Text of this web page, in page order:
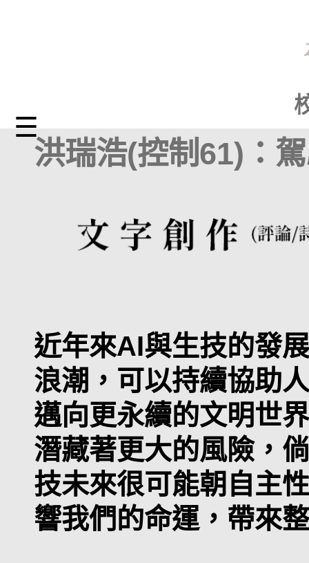
☰
洪瑞浩(控制61)：
近年來AI與生技的發
浪潮，可以持續協助
邁向更永續的文明世
潛藏著更大的風險，
技未來很可能朝自主
響我們的命運，帶來